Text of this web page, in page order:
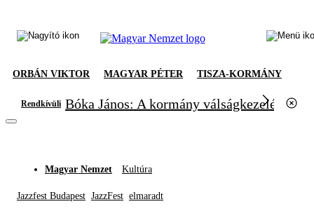
ORBÁN VIKTOR MAGYAR PÉTER TISZA-KORMÁNY
Rendkívüli Bóka János: A kormány válságkezelésből
Magyar Nemzet Kultúra
Jazzfest Budapest JazzFest elmaradt